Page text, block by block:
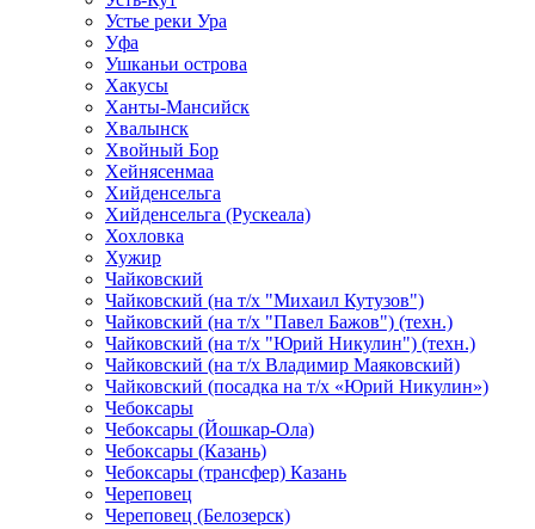
Устье реки Ура
Уфа
Ушканьи острова
Хакусы
Ханты-Мансийск
Хвалынск
Хвойный Бор
Хейнясенмаа
Хийденсельга
Хийденсельга (Рускеала)
Хохловка
Хужир
Чайковский
Чайковский (на т/х "Михаил Кутузов")
Чайковский (на т/х "Павел Бажов") (техн.)
Чайковский (на т/х "Юрий Никулин") (техн.)
Чайковский (на т/х Владимир Маяковский)
Чайковский (посадка на т/х «Юрий Никулин»)
Чебоксары
Чебоксары (Йошкар-Ола)
Чебоксары (Казань)
Чебоксары (трансфер) Казань
Череповец
Череповец (Белозерск)